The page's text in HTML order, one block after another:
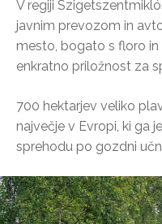
V regiji
javnim prevozom in
mesto, bogato s floro
enkratno priložnost za
700 hektarjev veliko
največje v Evropi, ki ga
sprehodu po gozdni